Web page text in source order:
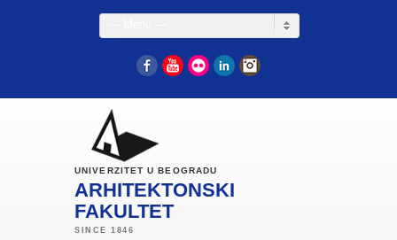
FacebookYouTube
Flickr LinkedIn
UNIVERZITET U BEOGRADU
ARHITEKTONSKI
FAKULTET